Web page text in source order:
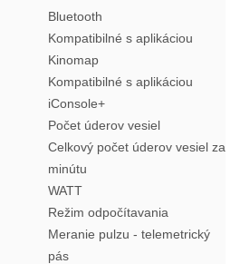
Bluetooth
Kompatibilné s aplikáciou
Kinomap
Kompatibilné s aplikáciou
iConsole+
Počet úderov vesiel
Celkový počet úderov vesiel za
minútu
WATT
Režim odpočítavania
Meranie pulzu - telemetrický
pás